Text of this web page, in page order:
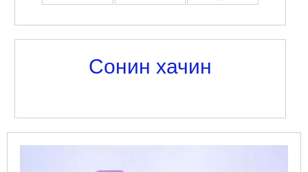
амьдарчих
юм байна
л даа
нь
...
Сонин хачин